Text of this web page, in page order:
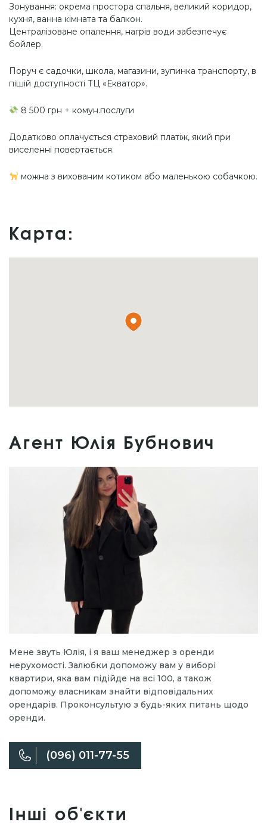
Зонування: окрема простора спальня, великий коридор,
кухня, ванна кімната та балкон.
Централізоване опалення, нагрів води забезпечує
бойлер.
Поруч є садочки, школа, магазини, зупинка транспорту, в
пішій доступності ТЦ «Екватор».
8 500 грн + комун.послуги
Додатково оплачується страховий платіж, який при
виселенні повертається.
можна з вихованим котиком або маленькою собачкою.
Карта:
Агент Юлія Бубнович
Мене звуть Юлія, і я ваш менеджер з оренди
нерухомості. Залюбки допоможу вам у виборі
квартири, яка вам підійде на всі 100, а також
допоможу власникам знайти відповідальних
орендарів. Проконсультую з будь-яких питань щодо
оренди.
(096) 011-77-55
Інші об'єкти